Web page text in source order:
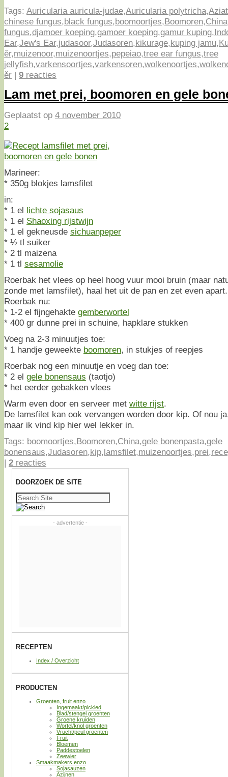
Tags: Auricularia auricula-judae,Auricularia polytricha,
chinese fungus,black fungus,boomoortjes,Boomoren,China
fungus,djamoer koeping,gamoer koeping,gamur kuping,
Ear,Jew's Ear,judasoor,Judasoren,kikurage,kuping jamu,
ěr,muizenoor,muizenoortjes,pepeiao,tree ear fungus,tree
jellyfish,varkensoortjes,varkensoren,wolkenoortjes,
ěr | 9 reacties
Lam met prei, boomoren en gele
Geplaatst op 4 november 2010
2
Marineer:
* 350g blokjes lamsfilet
in:
* 1 el lichte sojasaus
* 1 el Shaoxing rijstwijn
* 1 el gekneusde sichuanpeper
* ½ tl suiker
* 2 tl maizena
* 1 tl sesamolie
Roerbak het vlees op heel hoog vuur mooi bruin (maar
zonde met lamsfilet), haal het uit de pan en zet even apart.
Roerbak nu:
* 1-2 el fijngehakte gemberwortel
* 400 gr dunne prei in schuine, hapklare stukken
Voeg na 2-3 minuutjes toe:
* 1 handje geweekte boomoren, in stukjes of reepjes
Roerbak nog een minuutje en voeg dan toe:
* 2 el gele bonensaus (taotjo)
* het eerder gebakken vlees
Warm even door en serveer met witte rijst.
De lamsfilet kan ook vervangen worden door kip. Of nou
maar ik vind kip hier wel lekker in.
Tags: boomoortjes,Boomoren,China,gele bonenpasta,gele
bonensaus,Judasoren,kip,lamsfilet,muizenoortjes,prei,
| 2 reacties
DOORZOEK DE SITE
Zoeken
naar:
- advertentie -
RECEPTEN
Index / Overzicht
PRODUCTEN
Groenten, fruit enzo
Ingemaakt/pickled
Blad/stengel groenten
Groene kruiden
Wortel/knol groenten
Vrucht/peul groenten
Fruit
Bloemen
Paddestoelen
Zeewier
Smaakmakers enzo
Sojasauzen
Azijnen